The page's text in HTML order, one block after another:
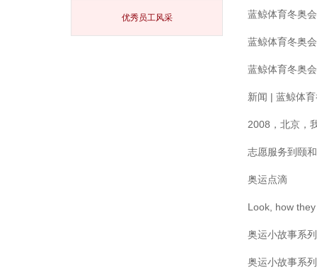
优秀员工风采 蓝鲸体育冬奥
蓝鲸体育冬奥
蓝鲸体育冬奥
新闻 | 蓝鲸体
2008，北京
志愿服务到颐
奥运点滴
Look, how
奥运小故事系
奥运小故事系